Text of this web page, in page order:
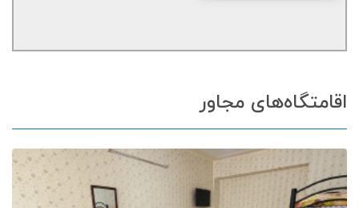
اقامتگاه‌های مجاور